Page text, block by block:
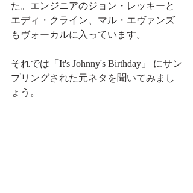
た。エンジニアのジョン・レッキーと
エディ・クライン、マル・エヴァンズ
もヴォーカルに入っています。
それでは「It's Johnny's Birthday」 にサン
プリングされた元ネタを聞いてみまし
ょう。